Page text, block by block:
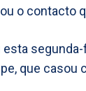
o contacto
que